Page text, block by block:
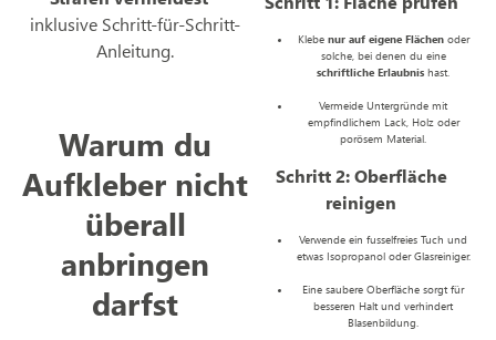
inklusive Schritt-für-Schritt-
Anleitung.
Warum du
Aufkleber nicht
überall
anbringen
darfst
Klebe nur auf eigene Flächenoder
solche, bei denen du eine
schriftliche Erlaubnis hast.
Vermeide Untergründe mit
empfindlichem Lack, Holz oder
porösem Material.
Schritt 2: Oberfläche
reinigen
Verwende ein fusselfreies Tuch und
etwas Isopropanol oder Glasreiniger.
Eine saubere Oberfläche sorgt für
besseren Halt und verhindert
Blasenbildung.